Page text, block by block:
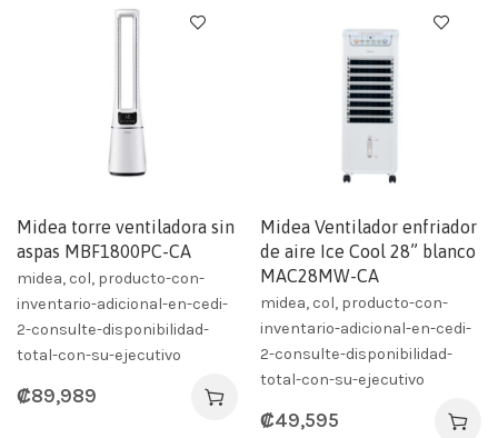
Midea torre ventiladora sin
aspas MBF1800PC-CA
midea, col, producto-con-
inventario-adicional-en-cedi-
2-consulte-disponibilidad-
total-con-su-ejecutivo
₡89,989
Midea Ventilador enfriador
de aire Ice Cool 28” blanco
MAC28MW-CA
midea, col, producto-con-
inventario-adicional-en-cedi-
2-consulte-disponibilidad-
total-con-su-ejecutivo
₡49,595